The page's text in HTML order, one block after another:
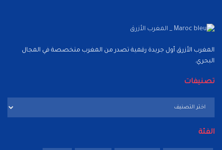
المغرب الأزرق أول جريدة رقمية تصدر من المغرب متخصصة في المجال
البحري.
تصنيفات
تصنيفات
الفئة